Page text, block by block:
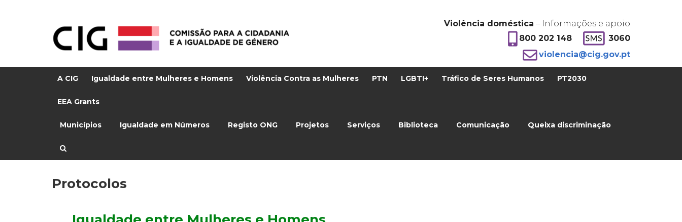
Violência doméstica – Informações e apoio
800 202 148
3060
violencia@cig.gov.pt
A CIG Igualdade entre Mulheres e Homens Violência Contra as Mulheres PTN LGBTI+ Tráfico de Seres Humanos PT2030
EEA Grants
Municípios Igualdade em Números Registo ONG Projetos Serviços Biblioteca Comunicação Queixa discriminação
Protocolos